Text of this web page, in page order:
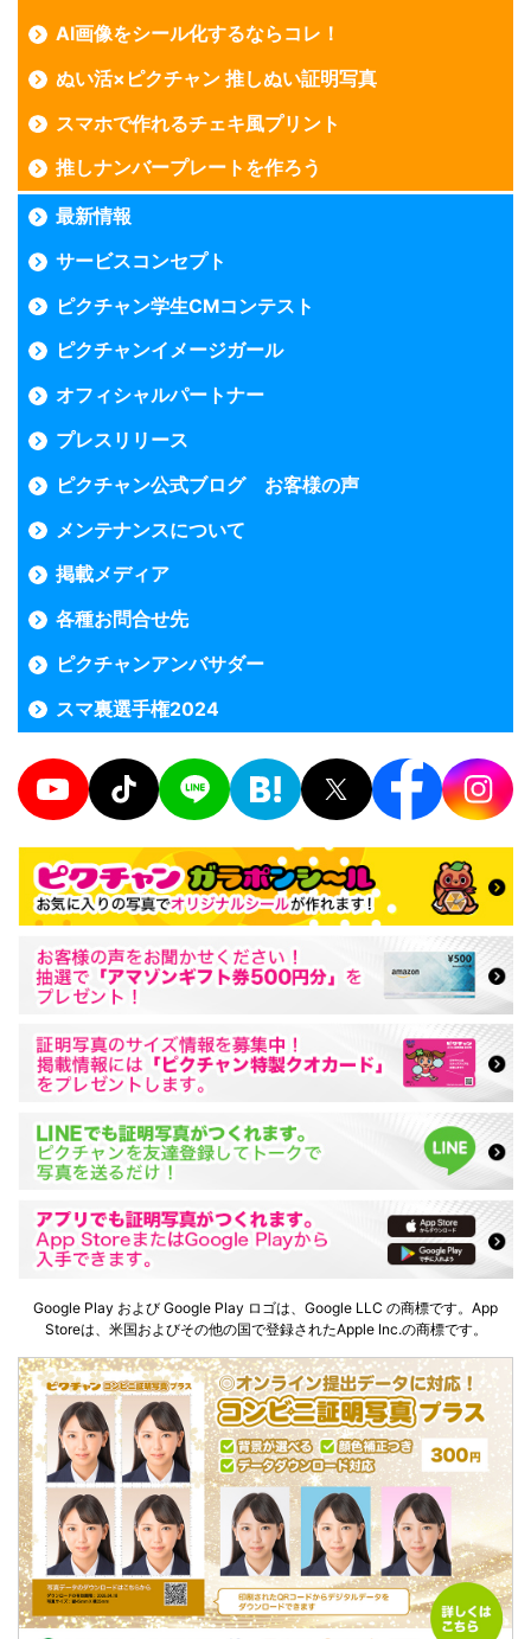
AI画像をシール化するならコレ！
ぬい活×ピクチャン 推しぬい証明写真
スマホで作れるチェキ風プリント
推しナンバープレートを作ろう
最新情報
サービスコンセプト
ピクチャン学生CMコンテスト
ピクチャンイメージガール
オフィシャルパートナー
プレスリリース
ピクチャン公式ブログ お客様の声
メンテナンスについて
掲載メディア
各種お問合せ先
ピクチャンアンバサダー
スマ裏選手権2024
Google Play および Google Play ロゴは、Google LLC の商標です。App
Storeは、米国およびその他の国で登録されたApple Inc.の商標です。